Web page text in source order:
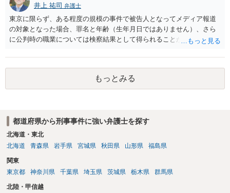
井上 祐司 弁護士
東京に限らず、ある程度の規模の事件で被告人となってメディア報道
の対象となった場合、罪名と年齢（生年月日ではありません）、さら
に公判時の職業については検察結果として得られることが通常です。
もっとみる
都道府県から刑事事件に強い弁護士を探す
北海道・東北
北海道
青森県 岩手県 宮城県 秋田県 山形県 福島県
関東
東京都
神奈川県 千葉県 埼玉県 茨城県 栃木県 群馬県
北陸・甲信越